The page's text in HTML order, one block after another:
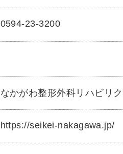
0594-23-3200
なかがわ整形外科リハビリ
https://seikei-nakagawa.jp/